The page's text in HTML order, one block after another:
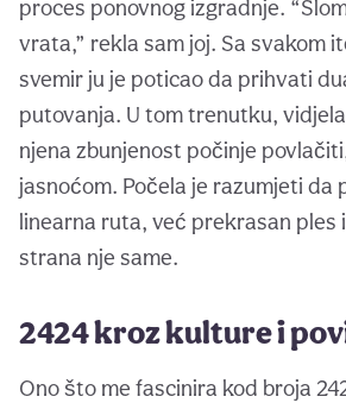
proces ponovnog izgradnje.
vrata,” rekla sam joj. Sa svakom
svemir ju je poticao da prihvati
putovanja. U tom trenutku,
njena zbunjenost počinje
jasnoćom. Počela je razumjeti da
linearna ruta, već prekrasan ples
strana nje same.
2424 kroz kulture i
Ono što me fascinira kod broja